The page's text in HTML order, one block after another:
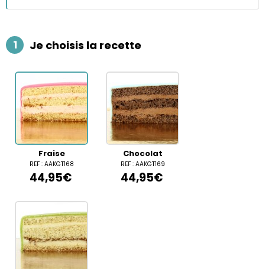
1 Je choisis la recette
Fraise
REF : AAKGT168
44,95€
Chocolat
REF : AAKGT169
44,95€